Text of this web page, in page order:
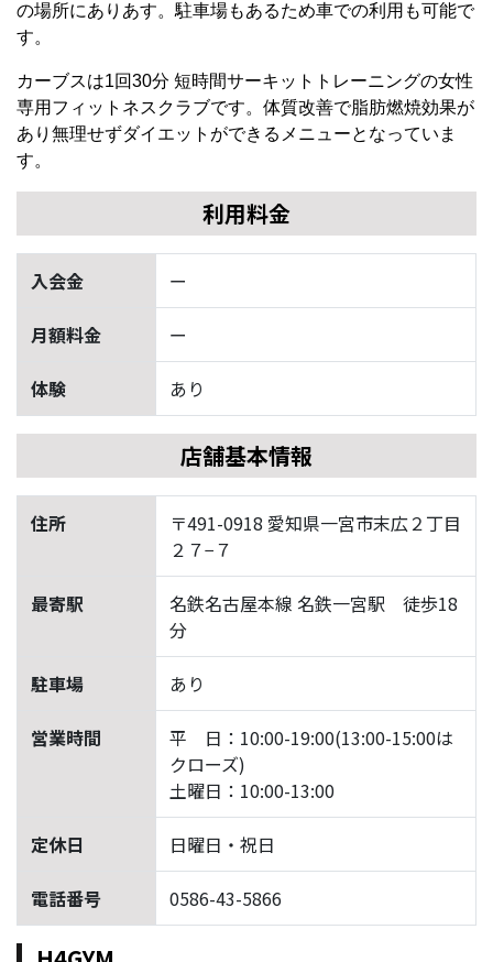
の場所にありあす。駐車場もあるため車での利用も可能で
す。
カーブスは1回30分 短時間サーキットトレーニングの女性
専用フィットネスクラブです。体質改善で脂肪燃焼効果が
あり無理せずダイエットができるメニューとなっていま
す。
利用料金
入会金 ー
月額料金 ー
体験 あり
店舗基本情報
住所
〒491-0918 愛知県一宮市末広２丁目
２７−７
最寄駅
名鉄名古屋本線 名鉄一宮駅 徒歩18
分
駐車場 あり
営業時間
平 日：10:00-19:00(13:00-15:00は
クローズ)
土曜日：10:00-13:00
定休日 日曜日・祝日
電話番号 0586-43-5866